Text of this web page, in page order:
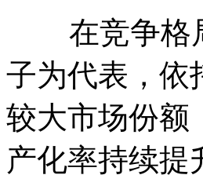
在竞争格局
子为代表，依
较大市场份额
产化率持续提